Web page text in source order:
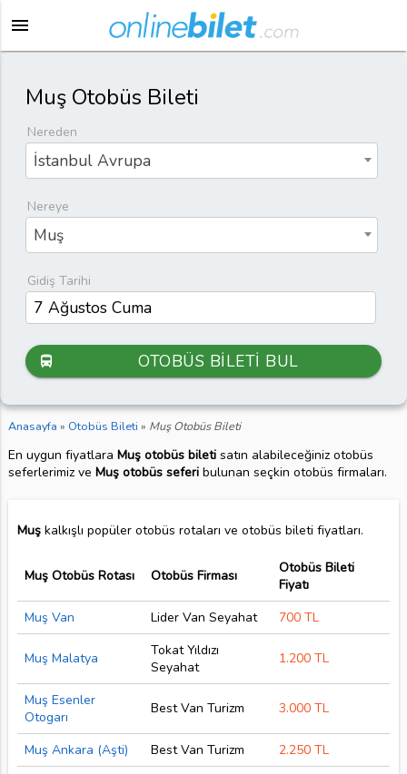
menu
Muş Otobüs Bileti
Nereden
İstanbul Avrupa
Nereye
Muş
Gidiş Tarihi
directions_bus OTOBÜS BİLETİ BUL
Anasayfa » Otobüs Bileti » Muş Otobüs Bileti
En uygun fiyatlara Muş otobüs biletisatın alabileceğiniz otobüs
seferlerimiz ve Muş otobüs seferibulunan seçkin otobüs firmaları.
Muşkalkışlı popüler otobüs rotaları ve otobüs bileti fiyatları.
Muş Otobüs Rotası Otobüs Firması
Otobüs Bileti
Fiyatı
Muş Van
Lider Van Seyahat 700 TL
Muş Malatya
Tokat Yıldızı
Seyahat
1.200 TL
Muş Esenler
Otogarı
Best Van Turizm 3.000 TL
Muş Ankara (Aşti) Best Van Turizm
2.250 TL